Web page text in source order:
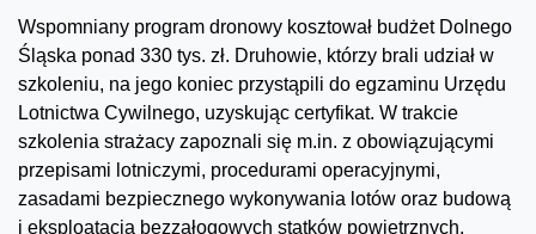
Wspomniany program dronowy kosztował budżet Dolnego
Śląska ponad 330 tys. zł. Druhowie, którzy brali udział w
szkoleniu, na jego koniec przystąpili do egzaminu Urzędu
Lotnictwa Cywilnego, uzyskując certyfikat. W trakcie
szkolenia strażacy zapoznali się m.in. z obowiązującymi
przepisami lotniczymi, procedurami operacyjnymi,
zasadami bezpiecznego wykonywania lotów oraz budową
i eksploatacją bezzałogowych statków powietrznych.